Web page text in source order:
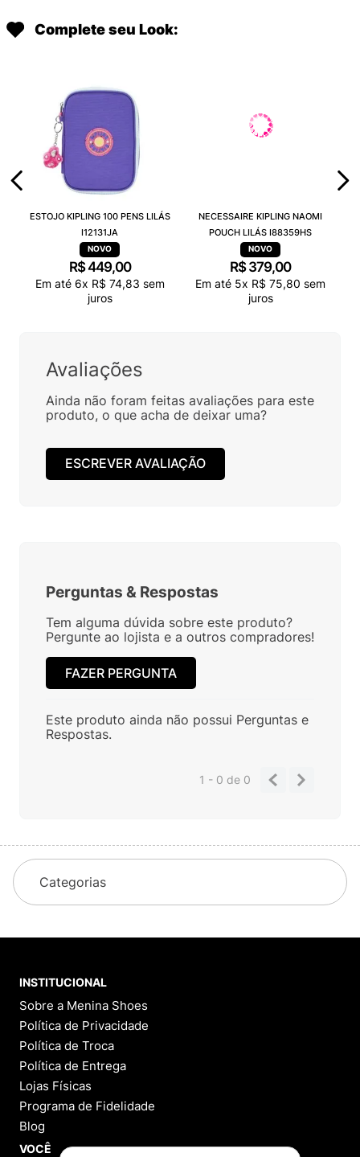
Complete seu Look:
ESTOJO KIPLING 100 PENS LILÁS
I12131JA
R$449,00
Em até 6x R$ 74,83 sem
juros
NECESSAIRE KIPLING NAOMI
POUCH LILÁS I88359HS
R$ 379,00
Em até 5x R$ 75,80 sem
juros
Avaliações
Ainda não foram feitas avaliações para este
produto, o que acha de deixar uma?
ESCREVER AVALIAÇÃO
Perguntas & Respostas
Tem alguma dúvida sobre este produto?
Pergunte ao lojista e a outros compradores!
FAZER PERGUNTA
Este produto ainda não possui Perguntas e
Respostas.
1 - 0de 0
Categorias
INSTITUCIONAL
Sobre a Menina Shoes
Política de Privacidade
Política de Troca
Política de Entrega
Lojas Físicas
Programa de Fidelidade
Blog
VOCÊ